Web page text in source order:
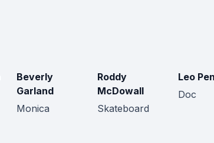
Beverly
Garland
Monica
Roddy
McDowall
Skateboard
Leo
Doc